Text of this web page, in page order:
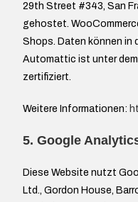
29th Street #343, San
gehostet.
Shops. Daten können in
Automattic ist unter dem
zertifiziert.
Weitere Informationen:
5. Google
Diese Website nutzt
Ltd., Gordon House,